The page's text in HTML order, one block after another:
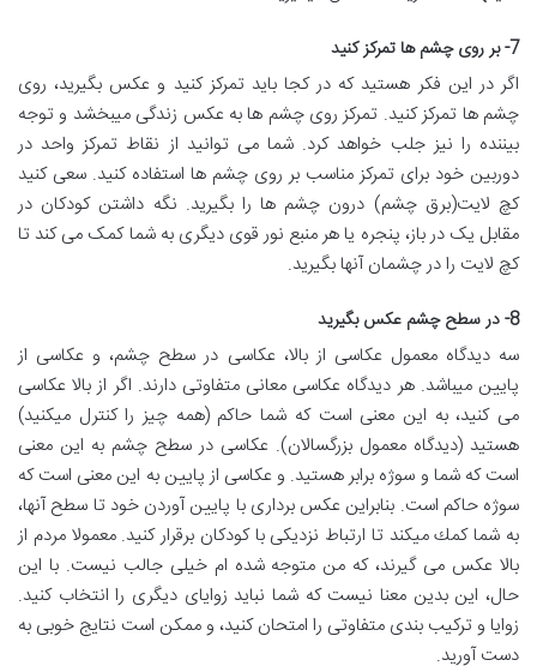
7- بر روی چشم ها تمركز كنید
اگر در این فکر هستید که در کجا باید تمركز کنید و عکس بگیرید، روی
چشم ها تمرکز کنید. تمرکز روی چشم ها به عكس زندگی میبخشد و توجه
بیننده را نیز جلب خواهد کرد. شما می توانید از نقاط تمركز واحد در
دوربین خود برای تمركز مناسب بر روی چشم ها استفاده کنید. سعی کنید
كچ لایت(برق چشم) درون چشم ها را بگیرید. نگه داشتن کودکان در
مقابل یک در باز، پنجره یا هر منبع نور قوی دیگری به شما کمک می کند تا
كچ لایت را در چشمان آنها بگیرید.
8- در سطح چشم عکس بگیرید
سه دیدگاه معمول عكاسی از بالا، عكاسی در سطح چشم، و عكاسی از
پایین میباشد. هر دیدگاه عكاسی معانی متفاوتی دارند. اگر از بالا عکاسی
می كنید، به این معنی است که شما حاكم (همه چیز را كنترل میكنید)
هستید (دیدگاه معمول بزرگسالان). عکاسی در سطح چشم به این معنی
است که شما و سوژه برابر هستید. و عکاسی از پایین به این معنی است که
سوژه حاكم است. بنابراین عكس برداری با پایین آوردن خود تا سطح آنها،
به شما كمك میكند تا ارتباط نزدیكی با كودكان برقرار كنید. معمولا مردم از
بالا عکس می گیرند، که من متوجه شده ام خیلی جالب نیست. با این
حال، این بدین معنا نیست که شما نباید زوایای دیگری را انتخاب کنید.
زوایا و ترکیب بندی متفاوتی را امتحان کنید، و ممکن است نتایج خوبی به
دست آورید.